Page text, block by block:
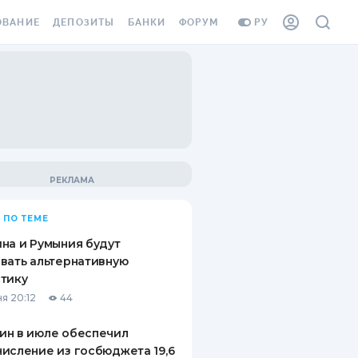
РУ
ВИНЬЕТКА
СОТРУДНИКОВ
ОТ
СЛУЧАЕВ
ДЕПОЗИТЫ
ВОПРОСЫ И ОТВЕТЫ
СБЕРЕЖЕНИЯМ
БАНКИ ФОРУМ
ПО ТЕМЕ
и Румыния будут
альтернативную
20:12 44
в июле обеспечил
из госбюджета 19,6